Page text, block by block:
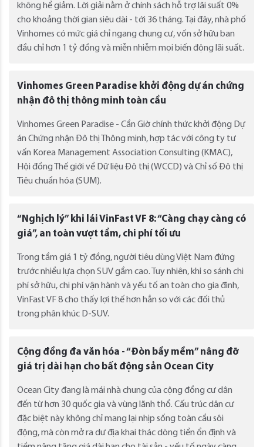
không hề giảm. Lời giải nằm ở chính sách hỗ trợ lãi suất 0%
cho khoảng thời gian siêu dài - tới 36 tháng. Tại đây, nhà phố
Vinhomes có mức giá chỉ ngang chung cư, vốn sở hữu ban
đầu chỉ hơn 1 tỷ đồng và miễn nhiễm mọi biến động lãi suất.
Vinhomes Green Paradise khởi động dự án chứng
nhận đô thị thông minh toàn cầu
Vinhomes Green Paradise - Cần Giờ chính thức khởi động Dự
án Chứng nhận Đô thị Thông minh, hợp tác với công ty tư
vấn Korea Management Association Consulting (KMAC),
Hội đồng Thế giới về Dữ liệu Đô thị (WCCD) và Chỉ số Đô thị
Tiêu chuẩn hóa (SUM).
“Nghịch lý” khi lái VinFast VF 8: “Càng chạy càng có
giá”, an toàn vượt tầm, chi phí tối ưu
Trong tầm giá 1 tỷ đồng, người tiêu dùng Việt Nam đứng
trước nhiều lựa chọn SUV gầm cao. Tuy nhiên, khi so sánh chi
phí sở hữu, chi phí vận hành và yếu tố an toàn cho gia đình,
VinFast VF 8 cho thấy lợi thế hơn hẳn so với các đối thủ
trong phân khúc D-SUV.
Cộng đồng đa văn hóa - “Đòn bẩy mềm” nâng đỡ
giá trị dài hạn cho bất động sản Ocean City
Ocean City đang là mái nhà chung của cộng đồng cư dân
đến từ hơn 30 quốc gia và vùng lãnh thổ. Cấu trúc dân cư
đặc biệt này không chỉ mang lại nhịp sống toàn cầu sôi
động, mà còn mở ra dư địa khai thác dòng tiền ổn định và